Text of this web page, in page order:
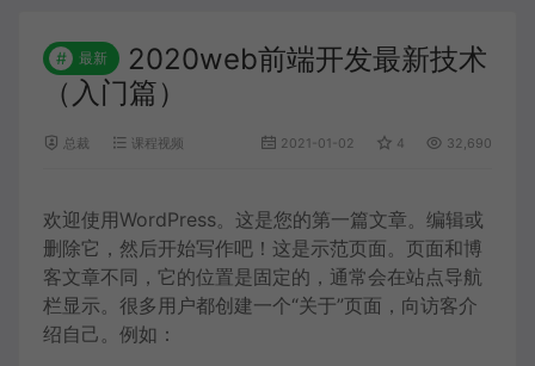
未填写名称则按顺序【课程1】以此类推 播放
未填写名称则按顺序【课程1】以此类推
未填写名称则按顺序【课程1】以此类推 播放
未填写名称则按顺序【课程1】以此类推 播放
未填写名称则按顺序【课程1】以此类推 播放
未填写名称则按顺序【课程1】以此类推
# 最新
2020web前端开发最新技术
（入门篇）
总裁 课程视频 2021-01-02 4 32,690
欢迎使用WordPress。这是您的第一篇文章。编辑或
删除它，然后开始写作吧！这是示范页面。页面和博
客文章不同，它的位置是固定的，通常会在站点导航
栏显示。很多用户都创建一个“关于”页面，向访客介
绍自己。例如：